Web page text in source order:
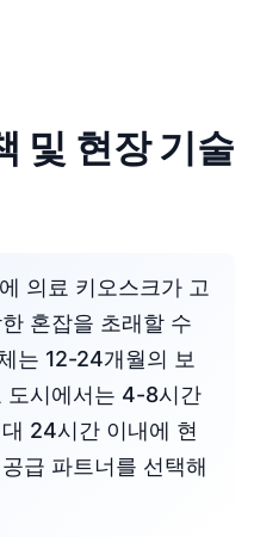
및 현장 기술
혼잡을 초래할 수
는 12-24개월의 보
도시에서는 4-8시간
24시간 이내에 현
급 파트너를 선택해